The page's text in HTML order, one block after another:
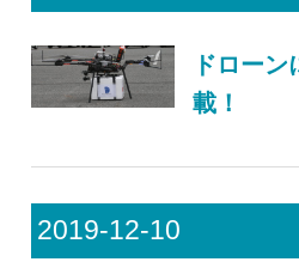
ドロー
載！
2019-12-10